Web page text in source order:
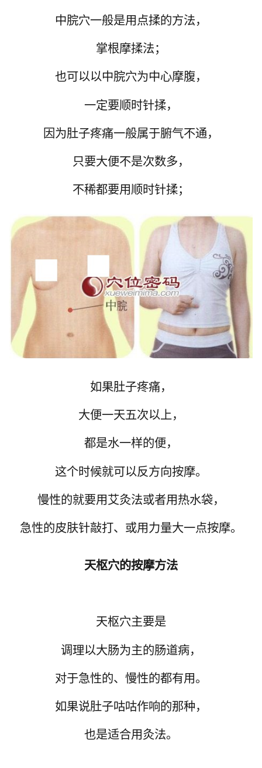
中脘穴一般是用点揉的方法，
掌根摩揉法；
也可以以中脘穴为中心摩腹，
一定要顺时针揉，
因为肚子疼痛一般属于腑气不通，
只要大便不是次数多，
不稀都要用顺时针揉；
如果肚子疼痛，
大便一天五次以上，
都是水一样的便，
这个时候就可以反方向按摩。
慢性的就要用艾灸法或者用热水袋，
急性的皮肤针敲打、或用力量大一点按摩。
天枢穴的按摩方法
天枢穴主要是
调理以大肠为主的肠道病，
对于急性的、慢性的都有用。
如果说肚子咕咕作响的那种，
也是适合用灸法。